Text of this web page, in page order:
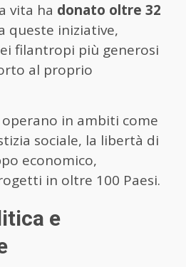
vita ha donato oltre 32
queste iniziative,
filantropi più generosi
al proprio
in ambiti come
sociale, la libertà di
economico,
in oltre 100 Paesi.
e